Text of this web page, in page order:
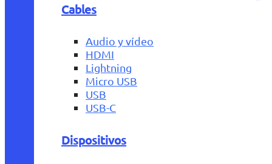
Cables
Audio y vídeo
HDMI
Lightning
Micro USB
USB
USB-C
Dispositivos